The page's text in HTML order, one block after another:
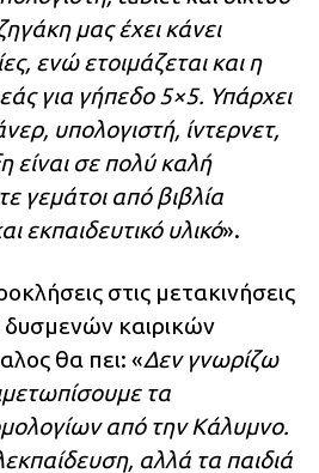
μας έχει κάνει
ενώ ετοιμάζεται και η
για γήπεδο 5×5. Υπάρχει
υπολογιστή, ίντερνετ,
είναι σε πολύ καλή
γεμάτοι από βιβλία
εκπαιδευτικό υλικό».
στις μετακινήσεις
καιρικών
θα πει: «Δεν γνωρίζω
τα
από την Κάλυμνο.
αλλά τα παιδιά